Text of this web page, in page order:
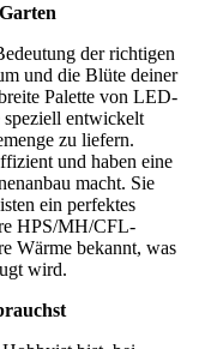
der richtigen
und die Blüte deiner
Palette von LED-
entwickelt
zu liefern.
und haben eine
macht. Sie
ein perfektes
HPS/MH/CFL-
Wärme bekannt, was
wird.